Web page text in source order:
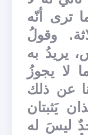
ترى أنّه
وقولُ
يريدُ به
لا يجوزُ
عن ذلك
يَثبتان
ليسَ له